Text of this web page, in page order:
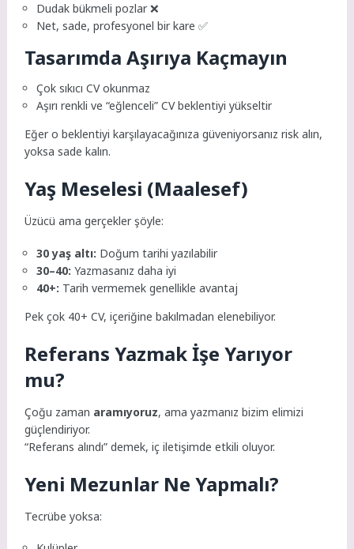
Dudak bükmeli pozlar ❌
Net, sade, profesyonel bir kare ✅
Tasarımda Aşırıya Kaçmayın
Çok sıkıcı CV okunmaz
Aşırı renkli ve “eğlenceli” CV beklentiyi yükseltir
Eğer o beklentiyi karşılayacağınıza güveniyorsanız risk alın,
yoksa sade kalın.
Yaş Meselesi (Maalesef)
Üzücü ama gerçekler şöyle:
30 yaş altı: Doğum tarihi yazılabilir
30–40: Yazmasanız daha iyi
40+: Tarih vermemek genellikle avantaj
Pek çok 40+ CV, içeriğine bakılmadan elenebiliyor.
Referans Yazmak İşe Yarıyor
mu?
Çoğu zaman aramıyoruz, ama yazmanız bizim elimizi
güçlendiriyor.
“Referans alındı” demek, iç iletişimde etkili oluyor.
Yeni Mezunlar Ne Yapmalı?
Tecrübe yoksa: